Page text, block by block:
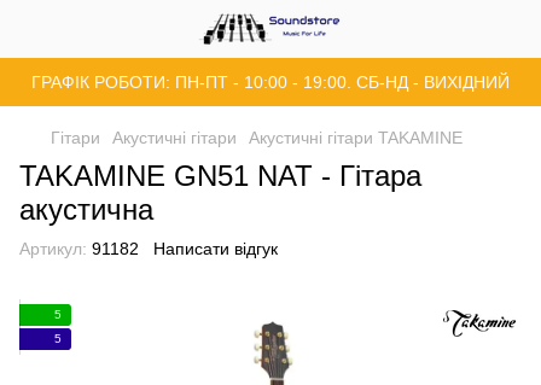
ГРАФІК РОБОТИ: ПН-ПТ - 10:00 - 19:00. СБ-НД - ВИХІДНИЙ
Гітари Акустичні гітари Акустичні гітари TAKAMINE
TAKAMINE GN51 NAT - Гітара
акустична
Артикул: 91182 Написати відгук
5
5